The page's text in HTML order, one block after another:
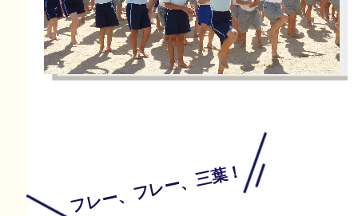
フレー、フレー、三葉！